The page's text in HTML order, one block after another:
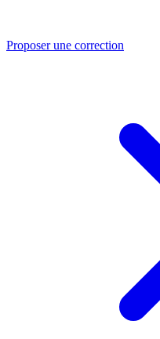
Proposer une correction